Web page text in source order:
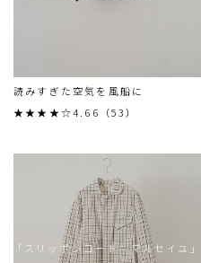
読みすぎた空気を風船に
★★★★☆4.66（53）
「スリッポンコート マルセイユ」